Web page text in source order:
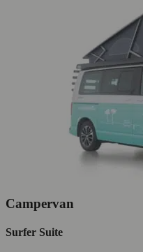
Campervan
Surfer Suite